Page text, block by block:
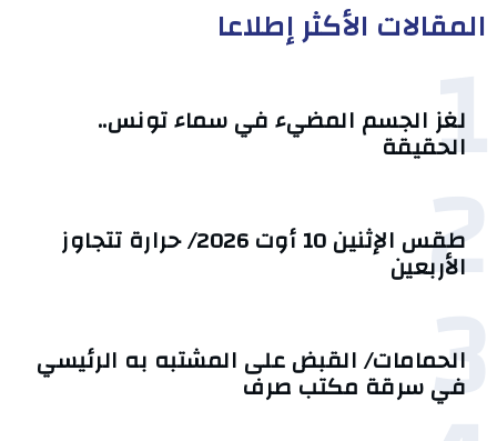
المقالات الأكثر إطلاعا
1
لغز الجسم المضيء في سماء تونس..
الحقيقة
2 طقس الإثنين 10 أوت 2026/ حرارة تتجاوز
الأربعين
3
الحمامات/ القبض على المشتبه به الرئيسي
في سرقة مكتب صرف